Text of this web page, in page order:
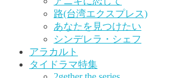
路(台湾エクスプレス)
あなたを見つけたい
シンデレラ・シェフ
アラカルト
タイドラマ特集